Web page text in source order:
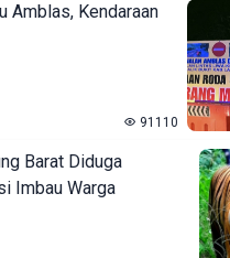
Amblas, Kendaraan
91110
Barat Diduga
Imbau Warga